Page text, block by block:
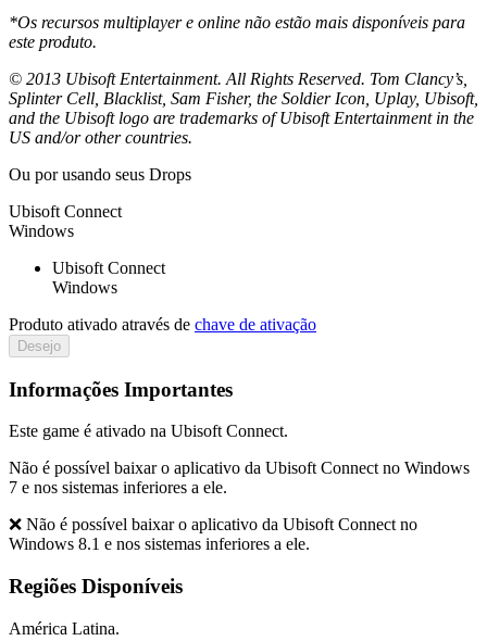
*Os recursos multiplayer e online não estão mais disponíveis para
este produto.
© 2013 Ubisoft Entertainment. All Rights Reserved. Tom Clancy’s,
Splinter Cell, Blacklist, Sam Fisher, the Soldier Icon, Uplay, Ubisoft,
and the Ubisoft logo are trademarks of Ubisoft Entertainment in the
US and/or other countries.
Ou porusando seus Drops
Ubisoft Connect
Windows
Ubisoft Connect
Windows
Produto ativado através de chave de ativação
Desejo
Informações Importantes
Este game é ativado na Ubisoft Connect.
Não é possível baixar o aplicativo da Ubisoft Connect no Windows
7 e nos sistemas inferiores a ele.
❌ Não é possível baixar o aplicativo da Ubisoft Connect no
Windows 8.1 e nos sistemas inferiores a ele.
Regiões Disponíveis
América Latina.